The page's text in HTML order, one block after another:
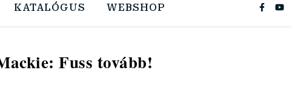
KATALÓGUS WEBSHOP
Fuss tovább!